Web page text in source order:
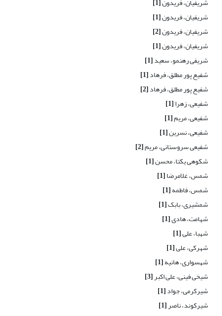
شریفیان، فریدون[1]
شریفیان، فریدون[1]
شریفیان، فریدون[2]
شریفیان، فریدون[1]
شریفی رهنمو، سعید[1]
شفیع پور مطلق، فرهاد[1]
شفیع پور مطلق، فرهاد[2]
شفیعی، زهرا[1]
شفیعی، مریم[1]
شفیعی، نسرین[1]
شفیعی سروستانی، مریم[2]
شکوهی یکتا، محسن[1]
شمس، غلامرضا[1]
شمس، فاطمه[1]
شمشیری، بابک[1]
شهامت، هادی[1]
شهبا، علی[1]
شهرکی، علی[1]
شهسواری، هانیه[1]
شیخی فینی، علی اکبر[3]
شیرکرمی، جواد[1]
شیرکوند، ناصر[1]